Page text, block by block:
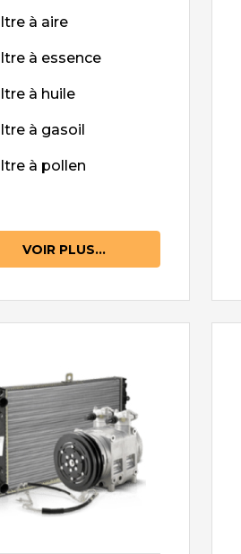
à aire
à essence
à huile
à gasoil
à pollen
VOIR PLUS...